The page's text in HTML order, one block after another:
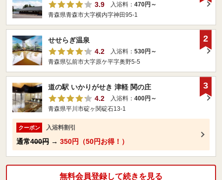
3.9
入浴料： 470円～
青森県青森市大字横内字神田95-1
せせらぎ温泉
4.2
入浴料： 530円～
青森県弘前市大字原ケ平字奥野5-5
2
道の駅 いかりがせき 津軽 関の庄
4.2
入浴料： 400円～
青森県平川市碇ヶ関碇石13-1
クーポン 入浴料割引
通常400円 → 350円（50円お得！）
3
無料会員登録して続きを見る